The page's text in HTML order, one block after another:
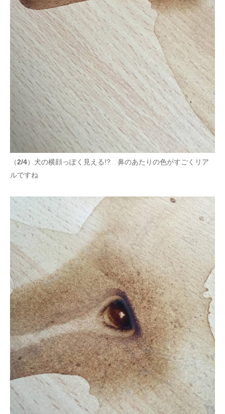
（2/4）犬の横顔っぽく見える!? 鼻のあたりの色がすごくリア
ルですね